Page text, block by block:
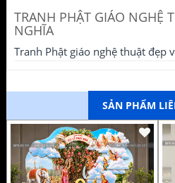
TRANH PHẬT GIÁO NGHỆ
NGHĨA
Tranh Phật giáo nghệ thuật đẹp
SẢN PHẨM